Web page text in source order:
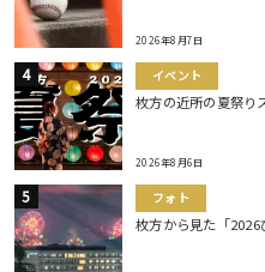
2026年8月7日
イベント
枚方の近所の夏祭り
2026年8月6日
フォト
枚方から見た「2026